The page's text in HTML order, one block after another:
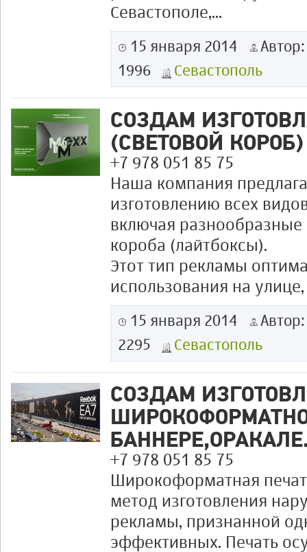
Севастополе,...
15 января 2014
1996
Севастополь
СОЗДАМ
(СВЕТОВОЙ
+7 978 051 85 75
Наша компания
изготовлению всех
включая
короба (лайтбоксы).
Этот тип рекламы
использования на улице,
15 января 2014
2295
Севастополь
СОЗДАМ
+7 978 051 85 75
Широкоформатная
метод изготовления
рекламы, признанной
эффективных. Печать